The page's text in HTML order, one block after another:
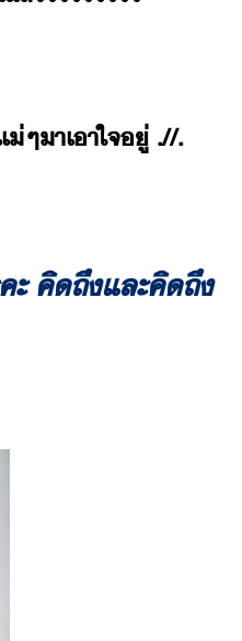
ๆ​า​เาใจ​ู่​ ​.//.
คิถึ​และ​คิถึ​